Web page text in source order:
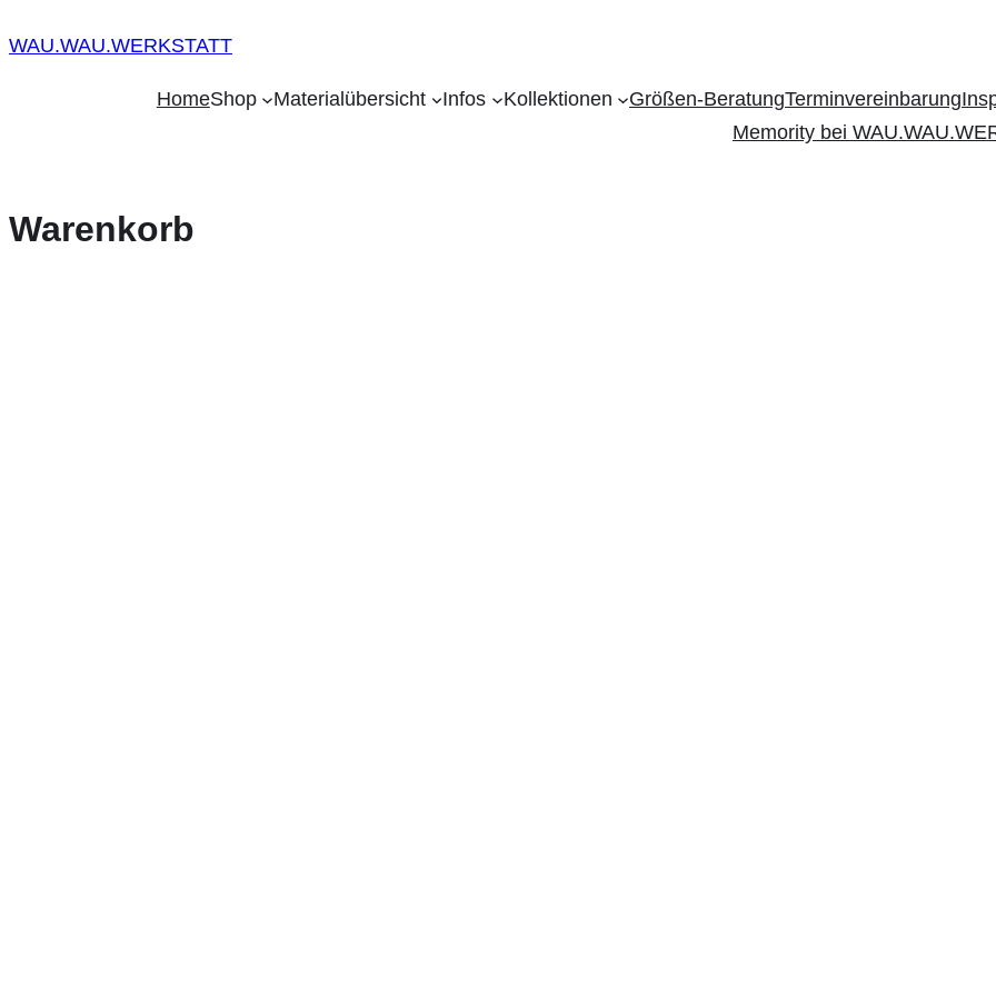
WAU.WAU.WERKSTATT
HomeShop Materialübersicht Infos Kollektionen Größen-BeratungTerminvereinbarung
Memority bei
Warenkorb